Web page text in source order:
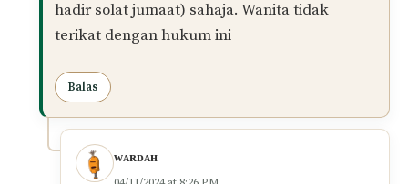
perlu selepas Lelaki habis solat jumaat? Atau
boleh dilakukan sejurus selepas Azan Zohor?
Balas
Muhamad Naim